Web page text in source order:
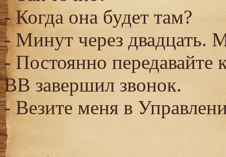
- Когда она будет там?
- Минут через двадцать.
- Постоянно передавайте
ВВ завершил звонок.
- Везите меня в